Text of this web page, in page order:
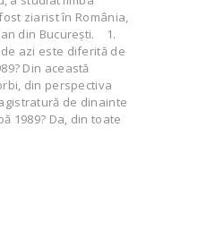
ziarist în România,
din București. 1.
azi este diferită de
Din această
din perspectiva
de dinainte
1989? Da, din toate